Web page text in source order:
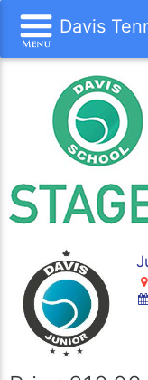
Davis